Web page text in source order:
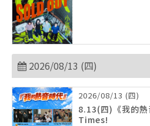
2026/08/13 (四)
2026/08/13 (四)
8.13(四)《我的
Times!